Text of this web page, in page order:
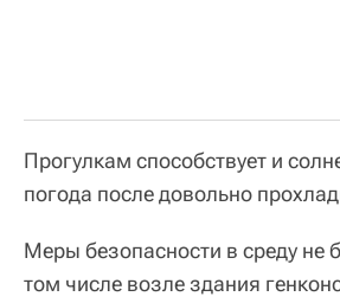
Прогулкам способствует и
погода после довольно
Меры безопасности в среду не
том числе возле здания